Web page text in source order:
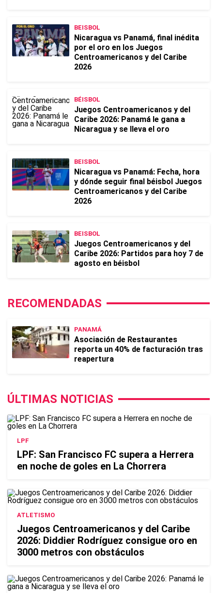
BEISBOL
Nicaragua vs Panamá, final inédita
por el oro en los Juegos
Centroamericanos y del Caribe
2026
BÉISBOL
Juegos Centroamericanos y del
Caribe 2026: Panamá le gana a
Nicaragua y se lleva el oro
BEISBOL
Nicaragua vs Panamá: Fecha, hora
y dónde seguir final béisbol Juegos
Centroamericanos y del Caribe
2026
BEISBOL
Juegos Centroamericanos y del
Caribe 2026: Partidos para hoy 7 de
agosto en béisbol
RECOMENDADAS
PANAMÁ
Asociación de Restaurantes
reporta un 40% de facturación tras
reapertura
ÚLTIMAS NOTICIAS
LPF
LPF: San Francisco FC supera a Herrera
en noche de goles en La Chorrera
ATLETISMO
Juegos Centroamericanos y del Caribe
2026: Diddier Rodríguez consigue oro en
3000 metros con obstáculos